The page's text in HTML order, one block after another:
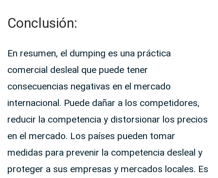
Conclusión:
En resumen, el dumping es una práctica
comercial desleal que puede tener
consecuencias negativas en el mercado
internacional. Puede dañar a los competidores,
reducir la competencia y distorsionar los precios
en el mercado. Los países pueden tomar
medidas para prevenir la competencia desleal y
proteger a sus empresas y mercados locales. Es